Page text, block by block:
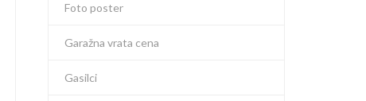
Foto poster
Garažna vrata cena
Gasilci